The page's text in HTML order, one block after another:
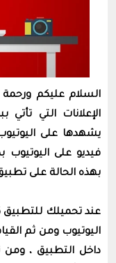
السلام عليكم ورحمة
الإعلانات التي
يشهدها على
فيديو على اليوتيوب
بهذه الحالة على
عند تحميلك
اليوتيوب ومن ثم
داخل التطبيق ،